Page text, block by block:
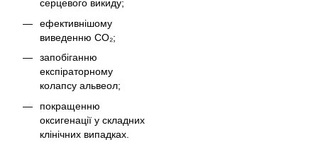
серцевого викиду;
ефективнішому
виведенню CO₂;
запобіганню
експіраторному
колапсу альвеол;
покращенню
оксигенації у складних
клінічних випадках.